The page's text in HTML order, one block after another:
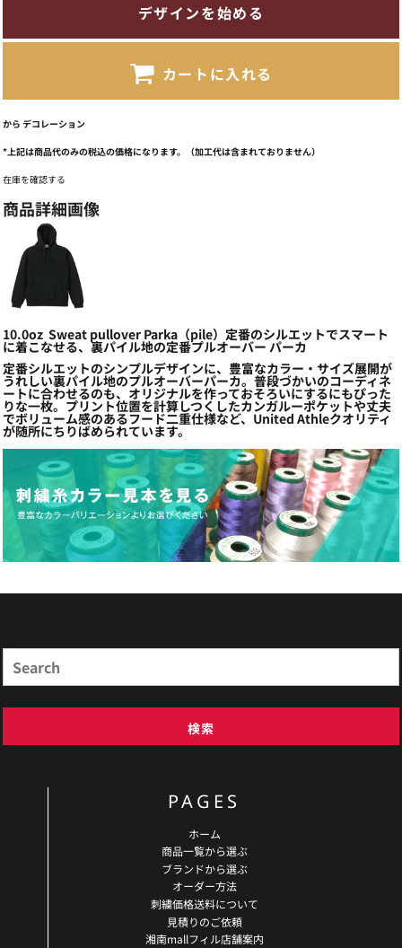
デザインを始める
カートに入れる
から デコレーション
*上記は商品代のみの税込の価格になります。（加工代は含まれておりません）
在庫を確認する
商品詳細画像
10.0oz Sweat pullover Parka（pile）定番のシルエットでスマート
に着こなせる、裏パイル地の定番プルオーバー パーカ
定番シルエットのシンプルデザインに、豊富なカラー・サイズ展開が
うれしい裏パイル地のプルオーバーパーカ。普段づかいのコーディネ
ートに合わせるのも、オリジナルを作っておそろいにするにもぴった
りな一枚。プリント位置を計算しつくしたカンガルーポケットや丈夫
でボリューム感のあるフード二重仕様など、United Athleクオリティ
が随所にちりばめられています。
検索
PAGES
ホーム
商品一覧から選ぶ
ブランドから選ぶ
オーダー方法
刺繍価格送料について
見積りのご依頼
湘南mallフィル店舗案内